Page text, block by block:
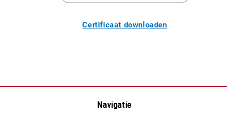
Certificaat downloaden
Navigatie